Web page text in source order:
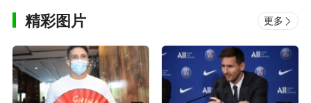
精彩图片 更多